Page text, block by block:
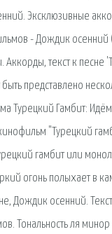
Эксклюзивные
- Дождик
текст к песне
представлено
Турецкий Гамбит:
"Турецкий
гамбит или
огонь полыхает в
Дождик осенний.
Тональность ля минор